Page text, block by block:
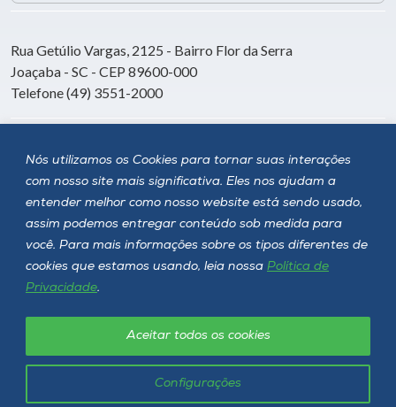
Nós utilizamos os Cookies para tornar suas interações
com nosso site mais significativa. Eles nos ajudam a
entender melhor como nosso website está sendo usado,
assim podemos entregar conteúdo sob medida para
você. Para mais informações sobre os tipos diferentes de
cookies que estamos usando, leia nossa Política de
Privacidade.
Configurações
Aceitar todos os cookies
Rua Getúlio Vargas, 2125 - Bairro Flor da Serra
Joaçaba - SC - CEP 89600-000
Telefone (49) 3551-2000
Siga a Unoesc
Unoesc © 2026 - Todos os direitos reservados
Política de privacidade LGPD